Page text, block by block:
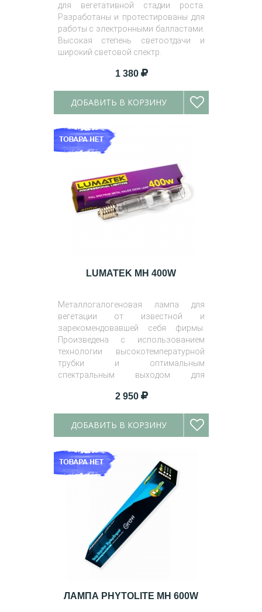
для вегетативной стадии роста.
Разработаны и протестированы для
работы с электронными балластами.
Высокая степень светоотдачи и
широкий световой спектр.
1 380
ДОБАВИТЬ В КОРЗИНУ
LUMATEK MH 400W
Металлогалогеновая лампа для
вегетации от известной и
зарекомендовавшей себя фирмы.
Произведена с использованием
технологии высокотемпературной
трубки и оптимальным
спектральным выходом для
2 950
ДОБАВИТЬ В КОРЗИНУ
ЛАМПА PHYTOLITE MH 600W